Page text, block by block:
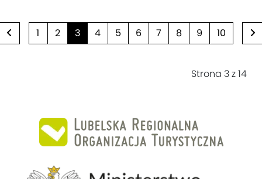
1 2 3 4 5 6 7 8 9 10
Strona 3 z 14